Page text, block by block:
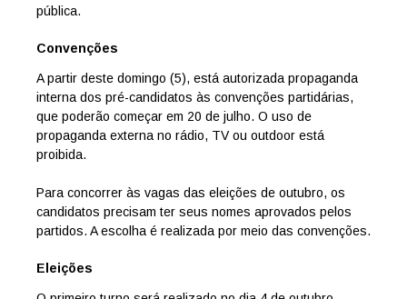
pública.
Convenções
A partir deste domingo (5), está autorizada propaganda
interna dos pré-candidatos às convenções partidárias,
que poderão começar em 20 de julho. O uso de
propaganda externa no rádio, TV ou outdoor está
proibida.
Para concorrer às vagas das eleições de outubro, os
candidatos precisam ter seus nomes aprovados pelos
partidos. A escolha é realizada por meio das convenções.
Eleições